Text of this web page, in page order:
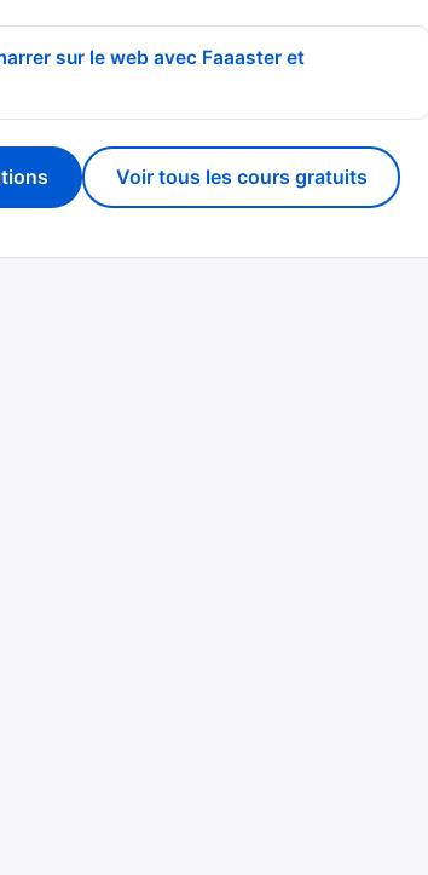
sur le web avec Faaaster et
Voir tous les cours gratuits